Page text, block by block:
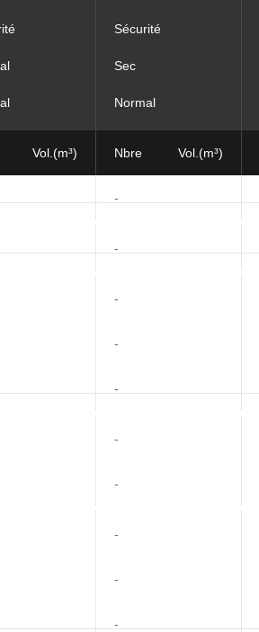
Sécurité
Sec
Normal
Vol.(m³) Nbre Vol.(m³)
-
-
-
-
-
-
-
-
-
-